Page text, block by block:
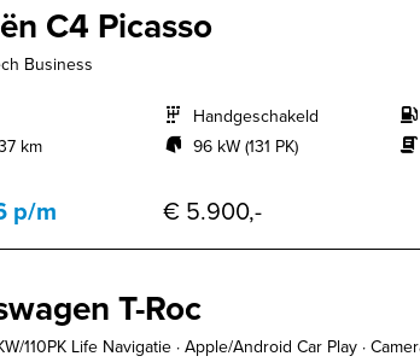
C4 Picasso
Business
km
Handgeschakeld
96 kW (131 PK)
p/m € 5.900,-
T-Roc
110PK Life Navigatie · Apple/Android Car Play ·